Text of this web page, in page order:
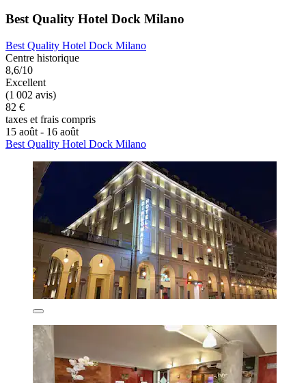
Best Quality Hotel Dock Milano
Best Quality Hotel Dock Milano
Centre historique
8,6/10
Excellent
(1 002 avis)
82 €
taxes et frais compris
15 août - 16 août
Best Quality Hotel Dock Milano